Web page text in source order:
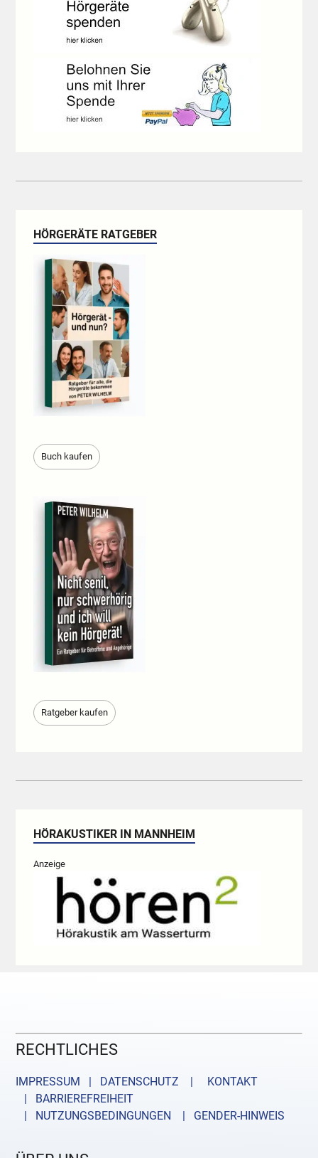
HÖRGERÄTE RATGEBER
Buch kaufen
Ratgeber kaufen
HÖRAKUSTIKER IN MANNHEIM
Anzeige
RECHTLICHES
IMPRESSUM | DATENSCHUTZ |
KONTAKT
| BARRIEREFREIHEIT
| NUTZUNGSBEDINGUNGEN
| GENDER-HINWEIS